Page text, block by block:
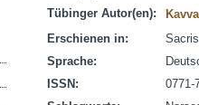
Tübinger Autor(en):
Erschienen in:
Sprache:
ISSN:
0771-